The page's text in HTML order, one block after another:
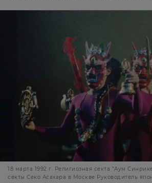
18 марта 1992 г. Религиозная секта "Аум
секты Секо Асахара в Москве Руководитель